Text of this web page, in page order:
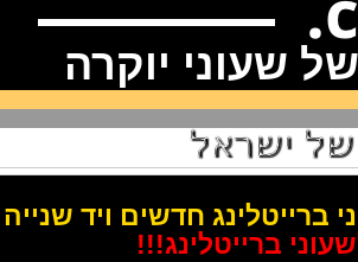
יוקרה
חדשים ויד שנייה
ברייטלינג!!!